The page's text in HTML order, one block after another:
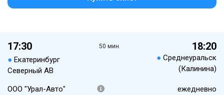
17:30
● Екатеринбург
Северный АВ
50 мин. 18:20
● Среднеуральск
(Калинина)
ООО "Урал-Авто"
ежедневно